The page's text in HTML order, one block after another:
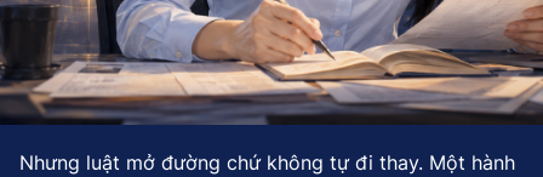
Nhưng luật mở đường chứ không tự đi thay. Một hành